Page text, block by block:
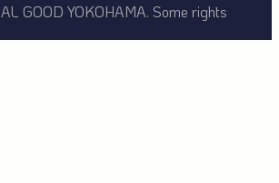
GOOD YOKOHAMA. Some rights